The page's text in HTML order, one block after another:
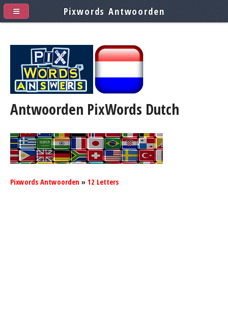
Antwoorden PixWords Dutch
Pixwords Antwoorden » 12 Letters
Pixwords Antwoorden